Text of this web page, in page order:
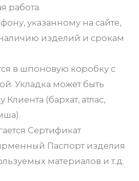
работа.
указанному на сайте,
изделий и срокам
в шпоновую коробку с
Укладка может быть
(бархат, атлас,
Сертификат
Паспорт изделия
материалов и т.д.